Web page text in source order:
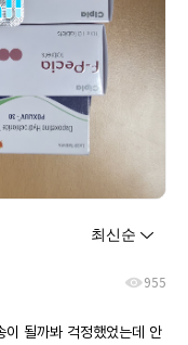
955
이 될까봐 걱정했었는데 안